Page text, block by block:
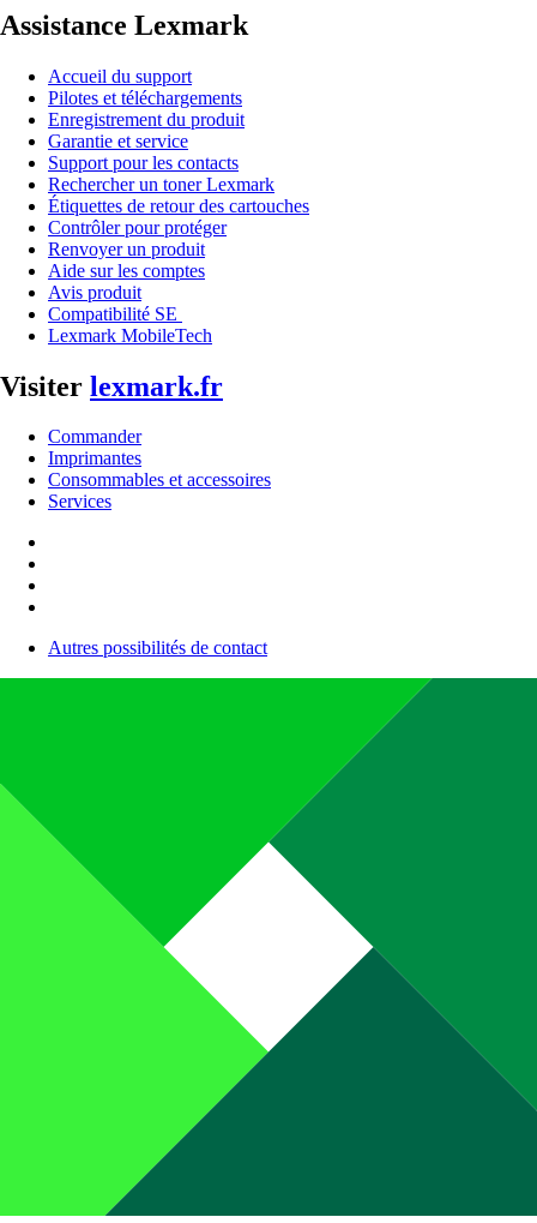
Assistance Lexmark
Accueil du support
Pilotes et téléchargements
Enregistrement du produit
Garantie et service
Support pour les contacts
Rechercher un toner Lexmark
Étiquettes de retour des cartouches
Contrôler pour protéger
Renvoyer un produit
Aide sur les comptes
Avis produit
Compatibilité SE
Lexmark MobileTech
Visiter lexmark.fr
Commander
Imprimantes
Consommables et accessoires
Services
Autres possibilités de contact